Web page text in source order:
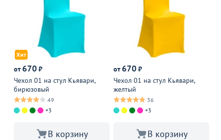
Хит
от 670 ₽
Чехол 01 на стул Кьявари,
бирюзовый
49
+3
В корзину
от 670 ₽
Чехол 01 на стул Кьявари,
желтый
36
+3
В корзину